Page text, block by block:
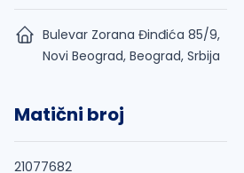
Bulevar Zorana Đinđića 85/9,
Novi Beograd, Beograd, Srbija
Matični broj
21077682